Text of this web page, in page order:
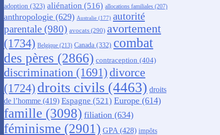
adoption (323) aliénation (516) allocations familiales (207)
anthropologie (629) Australie (177) autorité
parentale (980) avocats (290) avortement
(1734) Belgique (213) Canada (332) combat
des pères (2866) contraception (404)
discrimination (1691) divorce
(1724) droits civils (4463) droits
de l’homme (419) Espagne (521) Europe (614)
famille (3098) filiation (634)
féminisme (2901) GPA (428) impôts